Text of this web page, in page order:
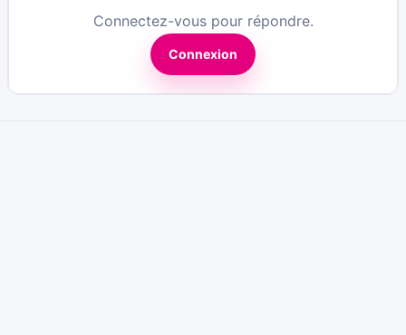
Connectez-vous pour répondre.
Connexion